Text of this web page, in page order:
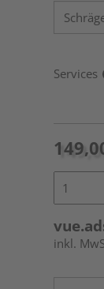
Services
inkl.